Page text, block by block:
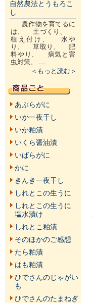
自然農法とうもろこ
し
農作物を育てるに
は、 土づくり、
植え付け、 水や
り、 草取り、 肥
料やり、 病気と害
虫対策、 ...
＜もっと読む＞
あぶらがに
いか一夜干し
いか粕漬
いくら醤油漬
いばらがに
かに
きんき一夜干し
しれとこの生うに
しれとこの生うに
塩水漬け
しれとこ粕漬
そのほかのご感想
たら粕漬
はも粕漬
ひでさんのじゃがい
も
ひでさんのたまねぎ